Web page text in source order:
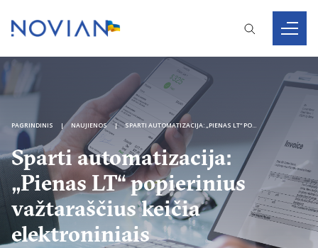
PAGRINDINIS NAUJIENOS SPARTI AUTOMATIZACIJA: „PIENAS LT“ POPIERINIUS VAŽTARAŠČIUS KEIČIA ELEKTRONINIAIS
Sparti automatizacija:
„Pienas LT“ popierinius
važtaraščius keičia
elektroniniais